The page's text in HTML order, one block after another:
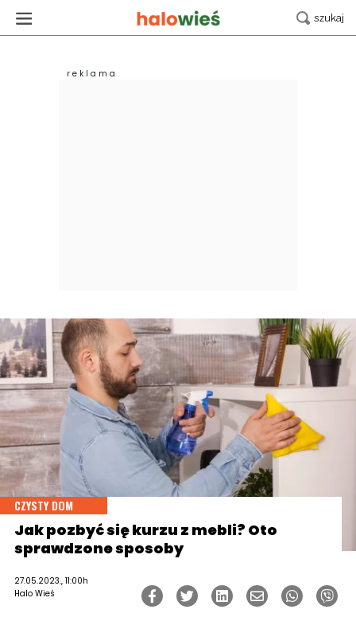
CZYSTY DOM
Jak pozbyć się kurzu z mebli? Oto
sprawdzone sposoby
27.05.2023., 11:00h
Halo Wieś